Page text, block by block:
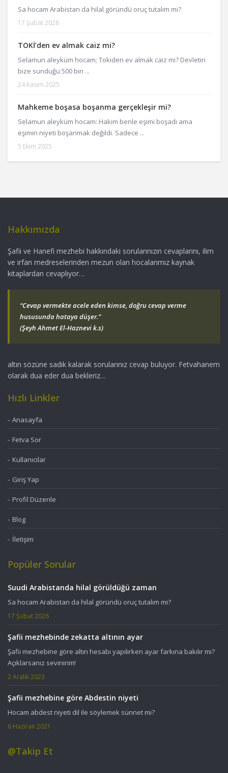
Sa hocam Arabistan da hilal göründü oruç tutalım mi?
17 Şubat 2026
TOKİ’den ev almak caiz mi?
Selamun aleyküm hocam; Tokiden ev almak caiz mi? Devletin
bize sunduğu 500 bin ...
24 Kasım 2025
Mahkeme boşasa boşanma gerçekleşir mi?
Selamun aleyküm hocam: Hakim benle eşimi boşadı ama
eşimin niyeti boşanmak değildi. Sadece ...
5 Ekim 2025
Hakkımızda
Şafii ve Hanefi mezhebi hakkındaki sorularınızın cevaplarını, ilim
ve irfan medreselerinden mezun olan hocalarımız kaynak
kitaplardan cevaplıyor…
“Cevap vermekte acele eden kimse, doğru cevap verme
hususunda hataya düşer.”
(Şeyh Ahmet El-Haznevi k.s)
altın sözüne sadık kalarak sorularınız cevap buluyor. Fetvahanem
olarak dua eder dua bekleriz…
Hızlı Linkler
Anasayfa
Fetva Sor
Kullanıcılar
Giriş Yap
Profil Düzenle
Blog
İletişim
Popüler Sorular
Suudi Arabistanda hilal görüldüğü zaman
Sa hocam Arabistan da hilal göründü oruç tutalım mi?
17 Şubat 2026
Şafii mezhebinde zekatta altının ayar
Şafii mezhebine göre altın hesabı yapılırken ayar farkına bakılır mı?
Açıklarsanız sevinirim!
2 Aralık 2023
Şafii mezhebine göre Abdestin niyeti
Hocam abdest niyeti dil ile söylemek sünnet mi?
6 Haziran 2021
@Takip Et